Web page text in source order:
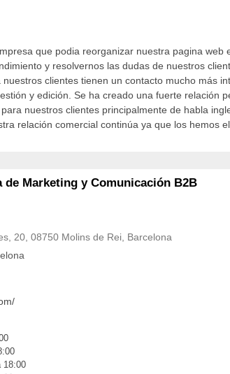
que podia reorganizar nuestra pagina
y resolvernos las dudas de nuestros
nuestros clientes tienen un contacto mucho más
y edición. Se ha creado una fuerte relación
nuestros clientes principalmente de habla
relación comercial continúa ya que los hemos
de Marketing y Comunicación B2B
20, 08750 Molins de Rei, Barcelona
18:00